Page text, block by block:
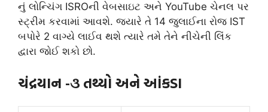
નું લોન્ચિંગ ISROની વેબસાઇટ અને YouTube ચેનલ પર
સ્ટ્રીમ કરવામાં આવશે. જ્યારે તે 14 જુલાઈના રોજ IST
બપોરે 2 વાગ્યે લાઈવ થશે ત્યારે તમે તેને નીચેની લિંક
દ્વારા જોઈ શકો છો.
ચંદ્રયાન -૩ તથ્યો અને આંકડા